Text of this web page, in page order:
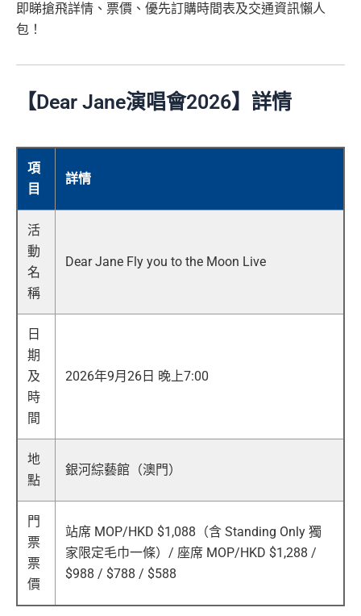
即睇搶飛詳情、票價、優先訂購時間表及交通資訊懶人
包！
【Dear Jane演唱會2026】詳情
項
目
詳情
活
動
名
稱
Dear Jane Fly you to the Moon Live
日
期
及
時
間
2026年9月26日 晚上7:00
地
點
銀河綜藝館（澳門）
門
票
票
價
站席 MOP/HKD $1,088（含 Standing Only 獨
家限定毛巾一條）/ 座席 MOP/HKD $1,288 /
$988 / $788 / $588